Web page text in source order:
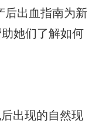
后出血指南为新
她们了解如何
出现的自然现